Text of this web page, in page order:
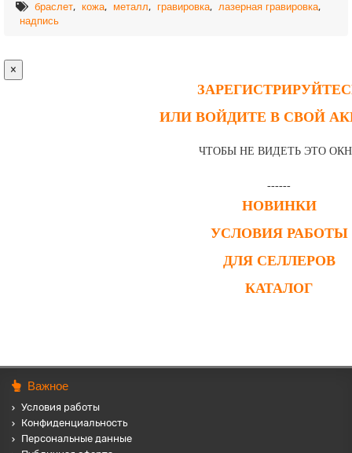
браслет, кожа, металл, гравировка, лазерная гравировка,
надпись
×
ИЛИ ВОЙДИТЕ В СВОЙ
ЧТОБЫ НЕ ВИДЕТЬ ЭТО
------
НОВИНКИ
УСЛОВИЯ РАБОТЫ
ДЛЯ СЕЛЛЕРОВ
КАТАЛОГ
Важное
Условия работы
Конфиденциальность
Персональные данные